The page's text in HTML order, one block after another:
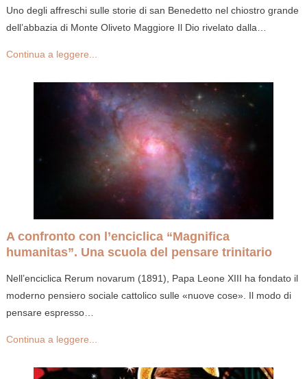
Uno degli affreschi sulle storie di san Benedetto nel chiostro grande
dell’abbazia di Monte Oliveto Maggiore Il Dio rivelato dalla…
Continua a leggere...
A confronto con l’enciclica “Magnifica
humanitas”. Una scuola del pensare trinitario
Nell’enciclica Rerum novarum (1891), Papa Leone XIII ha fondato il
moderno pensiero sociale cattolico sulle «nuove cose». Il modo di
pensare espresso…
Continua a leggere...